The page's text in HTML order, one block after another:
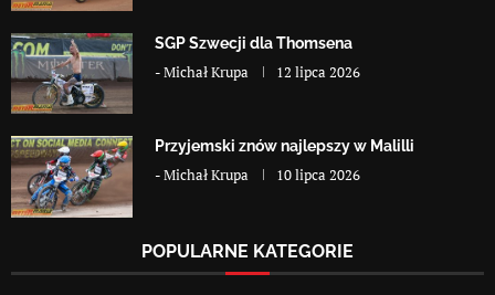
SGP Szwecji dla Thomsena
-Michał Krupa 12 lipca 2026
Przyjemski znów najlepszy w Malilli
-Michał Krupa 10 lipca 2026
POPULARNE KATEGORIE